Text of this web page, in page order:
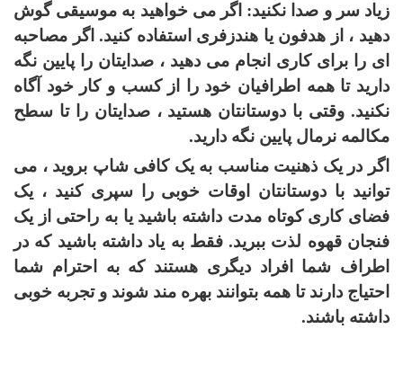
زیاد سر و صدا نکنید: اگر می خواهید به موسیقی گوش
دهید ، از هدفون یا هندزفری استفاده کنید. اگر مصاحبه
ای را برای کاری انجام می دهید ، صدایتان را پایین نگه
دارید تا همه اطرافیان خود را از کسب و کار خود آگاه
نکنید. وقتی با دوستانتان هستید ، صدایتان را تا سطح
مکالمه نرمال پایین نگه دارید.
اگر در یک ذهنیت مناسب به یک کافی شاپ بروید ، می
توانید با دوستانتان اوقات خوبی را سپری کنید ، یک
فضای کاری کوتاه مدت داشته باشید یا به راحتی از یک
فنجان قهوه لذت ببرید. فقط به یاد داشته باشید که در
اطراف شما افراد دیگری هستند که به احترام شما
احتیاج دارند تا همه بتوانند بهره مند شوند و تجربه خوبی
داشته باشند.